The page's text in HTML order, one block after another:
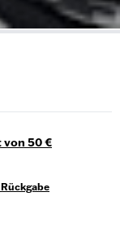
von 50 €